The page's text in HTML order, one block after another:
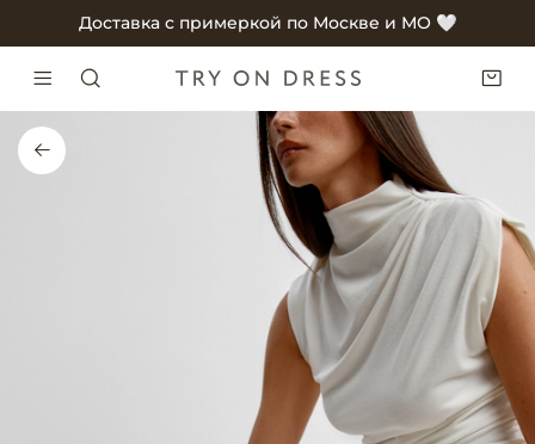
Доставка с примеркой по Москве и МО 🤍